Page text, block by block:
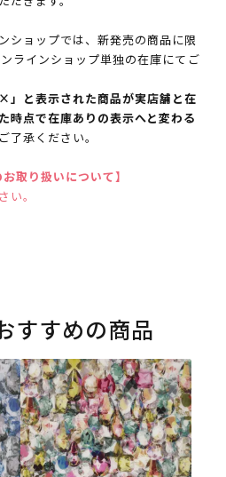
ショップでは、新発売の商品に限
ラインショップ単独の在庫にてご
」と表示された商品が実店舗と在
時点で在庫ありの表示へと変わる
了承ください。
取り扱いについて】
い。
すすめの商品